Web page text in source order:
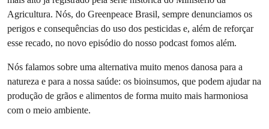
Agricultura. Nós, do Greenpeace Brasil, sempre denunciamos os
perigos e consequências do uso dos pesticidas e, além de reforçar
esse recado, no novo episódio do nosso podcast fomos além.
Nós falamos sobre uma alternativa muito menos danosa para a
natureza e para a nossa saúde: os bioinsumos, que podem ajudar na
produção de grãos e alimentos de forma muito mais harmoniosa
com o meio ambiente.